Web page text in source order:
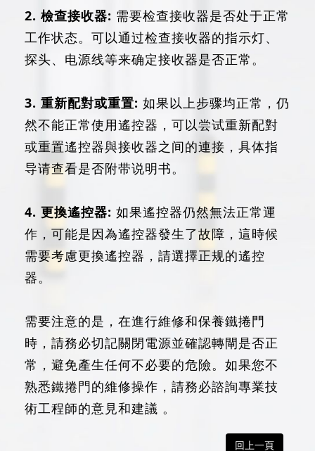
2. 檢查接收器: 需要检查接收器是否处于正常
工作状态。可以通过检查接收器的指示灯、
探头、电源线等来确定接收器是否正常。
3. 重新配對或重置: 如果以上步骤均正常，仍
然不能正常使用遙控器，可以尝试重新配對
或重置遙控器與接收器之间的連接，具体指
导请查看是否附带说明书。
4. 更換遙控器: 如果遙控器仍然無法正常運
作，可能是因為遙控器發生了故障，這時候
需要考慮更換遙控器，請選擇正规的遙控
器。
需要注意的是，在進行維修和保養鐵捲門
時，請務必切記關閉電源並確認轉閘是否正
常，避免產生任何不必要的危險。如果您不
熟悉鐵捲門的維修操作，請務必諮詢專業技
術工程師的意見和建議 。
回上一頁